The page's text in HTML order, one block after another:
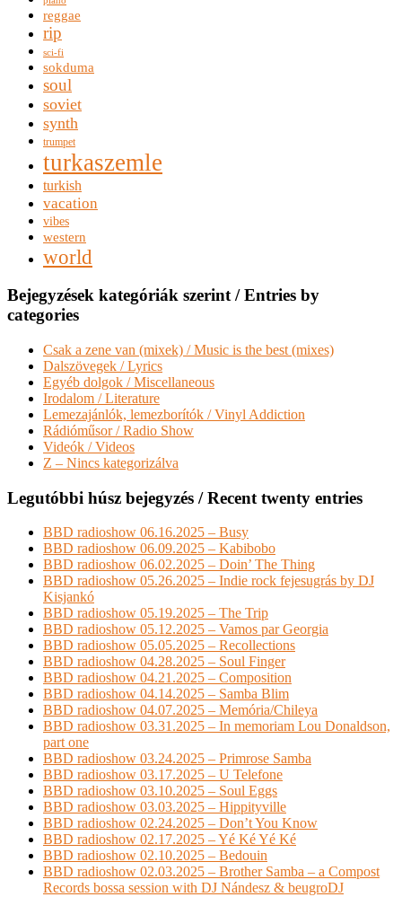
reggae
rip
sci-fi
sokduma
soul
soviet
synth
trumpet
turkaszemle
turkish
vacation
vibes
western
world
Bejegyzések kategóriák szerint / Entries by
categories
Csak a zene van (mixek) / Music is the best (mixes)
Dalszövegek / Lyrics
Egyéb dolgok / Miscellaneous
Irodalom / Literature
Lemezajánlók, lemezborítók / Vinyl Addiction
Rádióműsor / Radio Show
Videók / Videos
Z – Nincs kategorizálva
Legutóbbi húsz bejegyzés / Recent twenty entries
BBD radioshow 06.16.2025 – Busy
BBD radioshow 06.09.2025 – Kabibobo
BBD radioshow 06.02.2025 – Doin’ The Thing
BBD radioshow 05.26.2025 – Indie rock fejesugrás by DJ
Kisjankó
BBD radioshow 05.19.2025 – The Trip
BBD radioshow 05.12.2025 – Vamos par Georgia
BBD radioshow 05.05.2025 – Recollections
BBD radioshow 04.28.2025 – Soul Finger
BBD radioshow 04.21.2025 – Composition
BBD radioshow 04.14.2025 – Samba Blim
BBD radioshow 04.07.2025 – Memória/Chileya
BBD radioshow 03.31.2025 – In memoriam Lou Donaldson,
part one
BBD radioshow 03.24.2025 – Primrose Samba
BBD radioshow 03.17.2025 – U Telefone
BBD radioshow 03.10.2025 – Soul Eggs
BBD radioshow 03.03.2025 – Hippityville
BBD radioshow 02.24.2025 – Don’t You Know
BBD radioshow 02.17.2025 – Yé Ké Yé Ké
BBD radioshow 02.10.2025 – Bedouin
BBD radioshow 02.03.2025 – Brother Samba – a Compost
Records bossa session with DJ Nándesz & beugroDJ